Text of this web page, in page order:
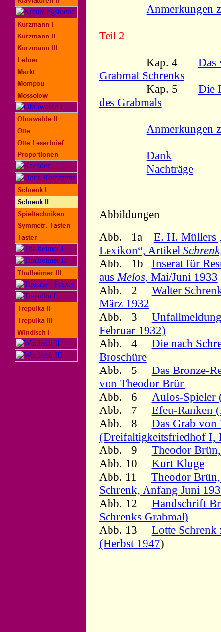
Anmerkungen
Teil 2
Kap. 4 Das
Grabmal Schrenks
Kap. 5 Die
des Grabmals
Anmerkungen
Dank
Nachträge
Abbildungen
Abb. 1a E. H. Müllers
Lexikon“, Artikel
Abb. 1b Inserat für
aus Melos, Mai/Juni 1933
Abb. 2 Walter
März 1932
Abb. 3
Februar 1932)
Abb. 4 Die nach
Broschüre
Abb. 5 Das Bronze-
von Theodor Brün
Abb. 6 Aulos-Spieler
Abb. 7 Efeu-Ranken
Abb. 8 Das Grab von
(Dreifaltigkeitsfriedhof I,
Abb. 9 Theodor
Abb. 10 Kurt Kluge
Abb. 11 Theodor
Schrenk, Anfang Juni
Abb. 12 Handschrift
Schrenks Grabmal)
Abb. 13 Lotte Schrenk
(Herbst 1947)